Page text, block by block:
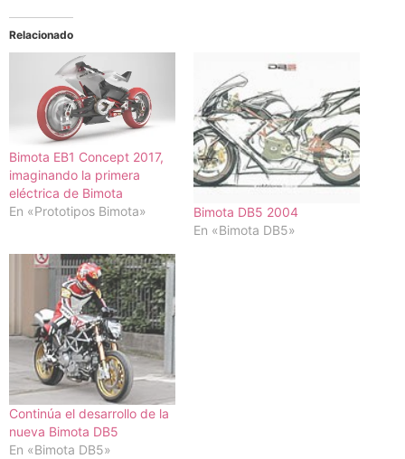
Relacionado
Bimota EB1 Concept 2017,
imaginando la primera
eléctrica de Bimota
En «Prototipos Bimota»
Bimota DB5 2004
En «Bimota DB5»
Continúa el desarrollo de la
nueva Bimota DB5
En «Bimota DB5»